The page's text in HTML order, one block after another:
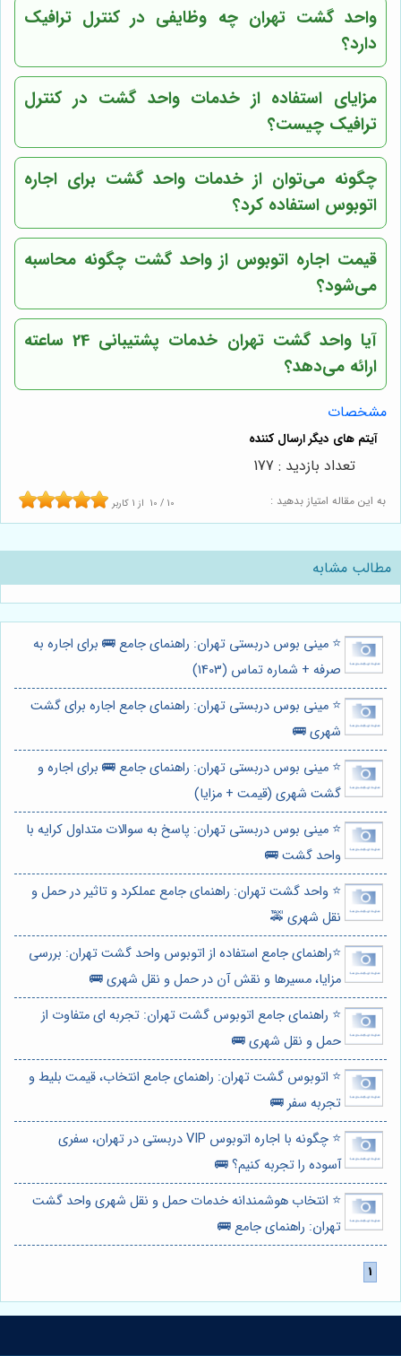
واحد گشت تهران چه وظایفی در کنترل ترافیک
دارد؟
مزایای استفاده از خدمات واحد گشت در کنترل
ترافیک چیست؟
چگونه می‌توان از خدمات واحد گشت برای اجاره
اتوبوس استفاده کرد؟
قیمت اجاره اتوبوس از واحد گشت چگونه محاسبه
می‌شود؟
آیا واحد گشت تهران خدمات پشتیبانی 24 ساعته
ارائه می‌دهد؟
مشخصات
به این مقاله امتیاز بدهید : 10 / 10 از 1 کاربر
تعداد بازدید : 177
مطالب مشابه
⭐️ مینی بوس دربستی تهران: راهنمای جامع 🚌 برای اجاره به
صرفه + شماره تماس (1403)
⭐️ مینی بوس دربستی تهران: راهنمای جامع اجاره برای گشت
شهری 🚌
⭐️ مینی بوس دربستی تهران: راهنمای جامع 🚌 برای اجاره و
گشت شهری (قیمت + مزایا)
⭐️ مینی بوس دربستی تهران: پاسخ به سوالات متداول کرایه با
واحد گشت 🚌
⭐️ واحد گشت تهران: راهنمای جامع عملکرد و تاثیر در حمل و
نقل شهری 🚕
⭐️راهنمای جامع استفاده از اتوبوس واحد گشت تهران: بررسی
مزایا، مسیرها و نقش آن در حمل و نقل شهری 🚌
⭐️ راهنمای جامع اتوبوس گشت تهران: تجربه ای متفاوت از
حمل و نقل شهری 🚌
⭐️ اتوبوس گشت تهران: راهنمای جامع انتخاب، قیمت بلیط و
تجربه سفر 🚌
⭐️ چگونه با اجاره اتوبوس VIP دربستی در تهران، سفری
آسوده را تجربه کنیم؟ 🚌
⭐️ انتخاب هوشمندانه خدمات حمل و نقل شهری واحد گشت
تهران: راهنمای جامع 🚌